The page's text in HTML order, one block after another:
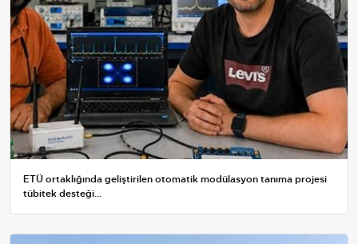
ETÜ ortaklığında geliştirilen otomatik modülasyon tanıma projesi
tübitek desteği...